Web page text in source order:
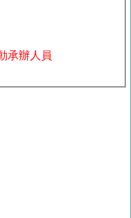
承辦人員